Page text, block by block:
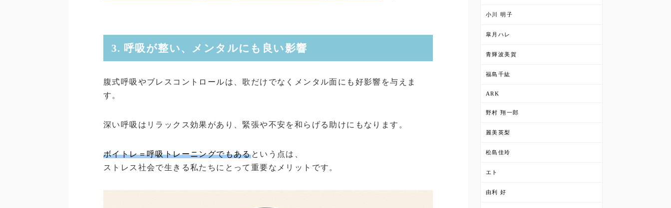
3. 呼吸が整い、メンタルにも良い影響
腹式呼吸やブレスコントロールは、歌だけでなくメンタル面にも好影響を与えま
す。
深い呼吸はリラックス効果があり、緊張や不安を和らげる助けにもなります。
ボイトレ＝呼吸トレーニングでもあるという点は、
ストレス社会で生きる私たちにとって重要なメリットです。
小川 明子
皐月ハレ
青輝波美賀
福島千紘
ARK
野村 翔一郎
麗美英梨
松島佳玲
エト
由利 好